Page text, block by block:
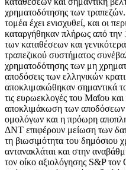
χρηματοδότησης των
τομέα έχει ενισχυθεί, και οι
καταργήθηκαν πλήρως από
των καταθέσεων και
τραπεζικού συστήματος
χρηματοδότησης των μη
αποδόσεις των ελληνικών
αποκλιμακώθηκαν σημαντικά
τις ευρωεκλογές του Μαΐου και
αποκλιμάκωση των αποδόσεων
ομολόγων και η πρόωρη
ΔΝΤ επιφέρουν μείωση των
τη βιωσιμότητα του δημόσιου
αντανακλάται και στην
τον οίκο αξιολόγησης S&P